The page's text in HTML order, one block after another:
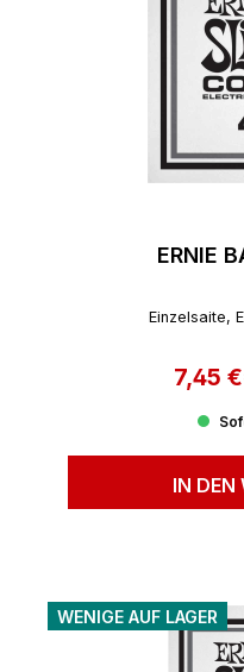
ERNIE
Einzelsaite,
7,45
IN DEN
WENIGE AUF LAGER